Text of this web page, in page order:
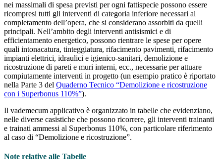
nei massimali di spesa previsti per ogni fattispecie possono essere
ricompresi tutti gli interventi di categoria inferiore necessari al
completamento dell’opera, che si considerano assorbiti da quelli
principali. Nell’ambito degli interventi antisismici e di
efficientamento energetico, possono rientrare le spese per opere
quali intonacatura, tinteggiatura, rifacimento pavimenti, rifacimento
impianti elettrici, idraulici e igienico-sanitari, demolizione e
ricostruzione di pareti e muri interni, ecc., necessarie per attuare
compiutamente interventi in progetto (un esempio pratico è riportato
nella Parte 3 del Quaderno Tecnico “Demolizione e ricostruzione
con i Superbonus 110%”).
Il vademecum applicativo è organizzato in tabelle che evidenziano,
nelle diverse casistiche che possono ricorrere, gli interventi trainanti
e trainati ammessi al Superbonus 110%, con particolare riferimento
al caso di “Demolizione e ricostruzione”.
Note relative alle Tabelle